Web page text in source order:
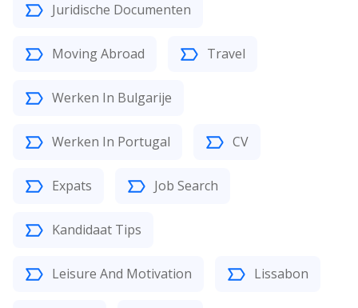
Juridische Documenten
Moving Abroad Travel
Werken In Bulgarije
Werken In Portugal CV
Expats Job Search
Kandidaat Tips
Leisure And Motivation Lissabon